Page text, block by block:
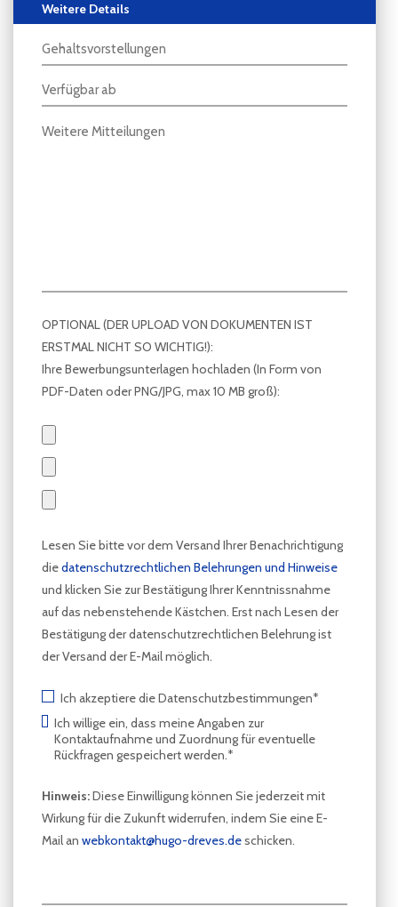
Weitere Details
OPTIONAL (DER UPLOAD VON DOKUMENTEN IST
ERSTMAL NICHT SO WICHTIG!):
Ihre Bewerbungsunterlagen hochladen (In Form von
PDF-Daten oder PNG/JPG, max 10 MB groß):
Lesen Sie bitte vor dem Versand Ihrer Benachrichtigung
diedatenschutzrechtlichen Belehrungen und Hinweise
und klicken Sie zur Bestätigung Ihrer Kenntnissnahme
auf das nebenstehende Kästchen. Erst nach Lesen der
Bestätigung der datenschutzrechtlichen Belehrung ist
der Versand der E-Mail möglich.
Ich akzeptiere die Datenschutzbestimmungen*
Ich willige ein, dass meine Angaben zur
Kontaktaufnahme und Zuordnung für eventuelle
Rückfragen gespeichert werden.*
Hinweis:Diese Einwilligung können Sie jederzeit mit
Wirkung für die Zukunft widerrufen, indem Sie eine E-
Mail an webkontakt@hugo-dreves.deschicken.